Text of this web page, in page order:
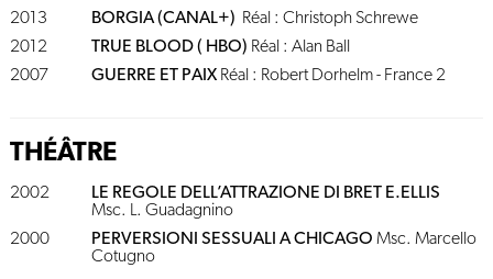
2013
BORGIA (CANAL+) Réal : Christoph Schrewe
2012
TRUE BLOOD ( HBO) Réal : Alan Ball
2007
GUERRE ET PAIXRéal : Robert Dorhelm - France 2
THÉÂTRE
2002
LE REGOLE DELL’ATTRAZIONE DI BRET E.ELLIS
Msc. L. Guadagnino
2000
PERVERSIONI SESSUALI A CHICAGO Msc. Marcello
Cotugno